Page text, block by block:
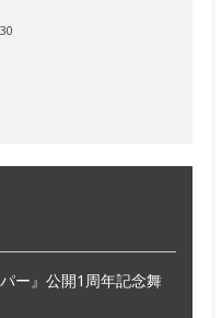
ー』公開1周年記念舞